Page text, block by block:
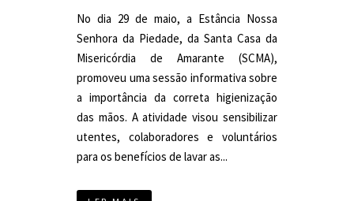
No dia 29 de maio, a Estância Nossa
Senhora da Piedade, da Santa Casa da
Misericórdia de Amarante (SCMA),
promoveu uma sessão informativa sobre
a importância da correta higienização
das mãos. A atividade visou sensibilizar
utentes, colaboradores e voluntários
para os benefícios de lavar as...